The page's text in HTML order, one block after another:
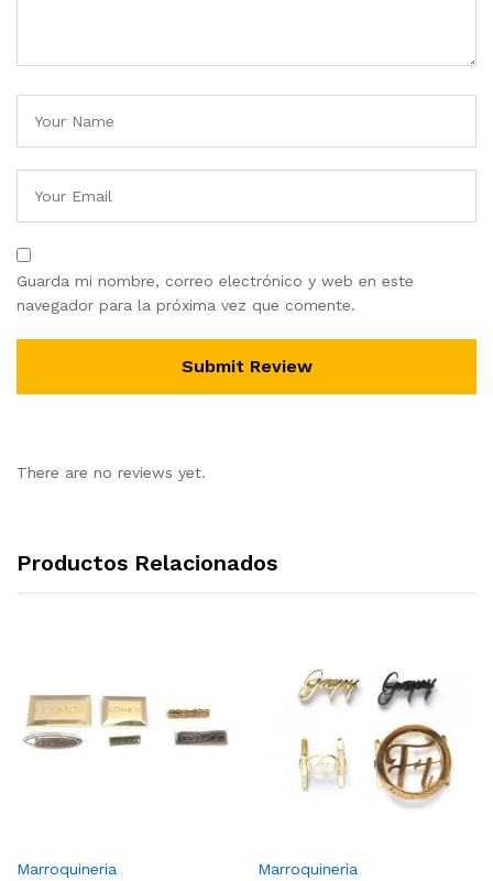
Guarda mi nombre, correo electrónico y web en este
navegador para la próxima vez que comente.
There are no reviews yet.
Productos Relacionados
Marroquineria Marroquineria